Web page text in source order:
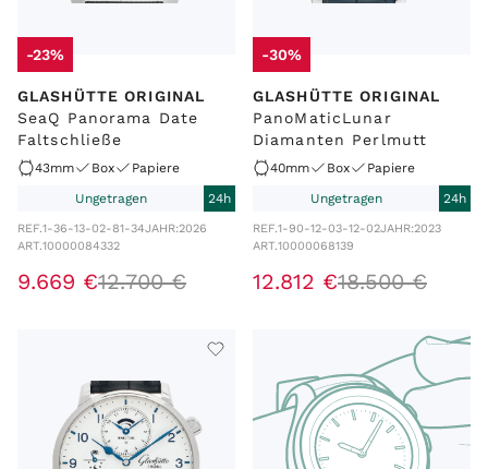
-23%
GLASHÜTTE ORIGINAL
SeaQ Panorama Date
Faltschließe
43mm Box
Papiere
Ungetragen
24h
REF.1-36-13-02-81-34JAHR:2026
ART.10000084332
9.669 €12.700 €
-30%
GLASHÜTTE ORIGINAL
PanoMaticLunar
Diamanten Perlmutt
40mm Box
Papiere
Ungetragen
24h
REF.1-90-12-03-12-02JAHR:2023
ART.10000068139
12.812 €18.500 €